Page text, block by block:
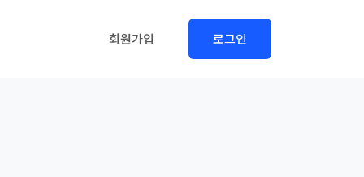
회원가입 로그인